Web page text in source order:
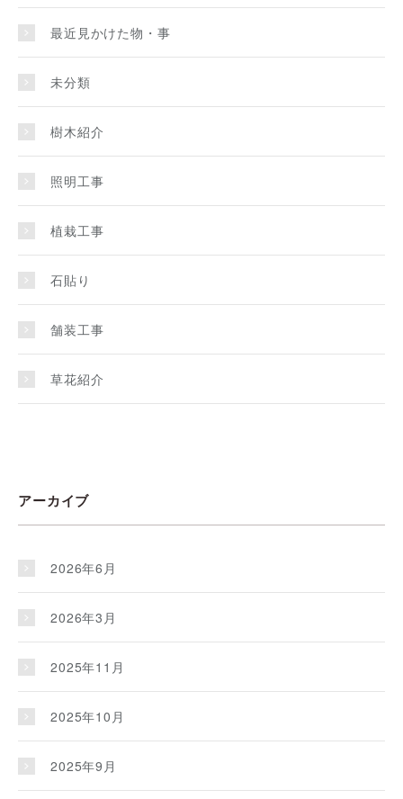
最近見かけた物・事
未分類
樹木紹介
照明工事
植栽工事
石貼り
舗装工事
草花紹介
アーカイブ
2026年6月
2026年3月
2025年11月
2025年10月
2025年9月